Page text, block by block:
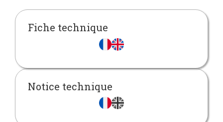
Fiche technique
Notice technique